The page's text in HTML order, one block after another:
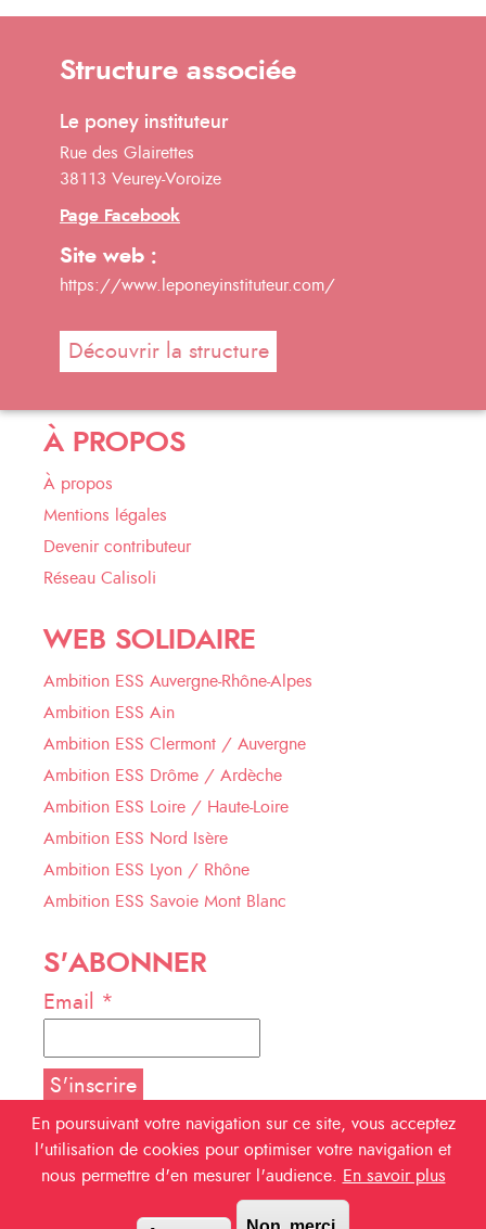
Structure associée
Le poney instituteur
Rue des Glairettes
38113 Veurey-Voroize
Page Facebook
Site web :
https://www.leponeyinstituteur.com/
Découvrir la structure
À PROPOS
À propos
Mentions légales
Devenir contributeur
Réseau Calisoli
WEB SOLIDAIRE
Ambition ESS Auvergne-Rhône-Alpes
Ambition ESS Ain
Ambition ESS Clermont / Auvergne
Ambition ESS Drôme / Ardèche
Ambition ESS Loire / Haute-Loire
Ambition ESS Nord Isère
Ambition ESS Lyon / Rhône
Ambition ESS Savoie Mont Blanc
S'ABONNER
Email *
NOUS SUIVRE
En poursuivant votre navigation sur ce site, vous acceptez
l'utilisation de cookies pour optimiser votre navigation et
nous permettre d'en mesurer l'audience.
En savoir plus